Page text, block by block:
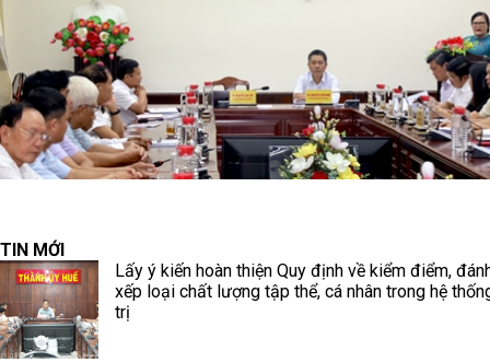
TIN MỚI
Lấy ý kiến hoàn thiện Quy định về kiểm điểm,
xếp loại chất lượng tập thể, cá nhân trong hệ
trị